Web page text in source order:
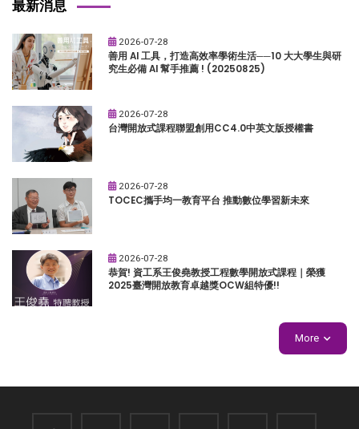
最新消息
2026-07-28
善用 AI 工具，打造高效率學術生活──10 大大學生與研
究生必備 AI 幫手推薦 ! (20250825)
2026-07-28
台灣開放式課程聯盟創用CC4.0中英文版授權書
2026-07-28
TOCEC攜手均一教育平台 推動數位學習新未來
2026-07-28
恭賀! 資工系王俊堯教授工程數學開放式課程｜榮獲
2025臺灣開放教育卓越獎OCW組特優!!
More